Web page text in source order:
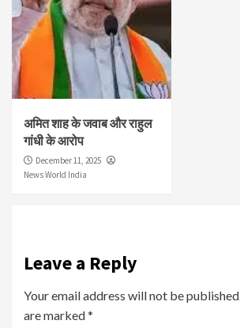
अमित शाह के जवाब और राहुल
गांधी के आरोप
December 11, 2025
News World India
Leave a Reply
Your email address will not be published.
are marked*